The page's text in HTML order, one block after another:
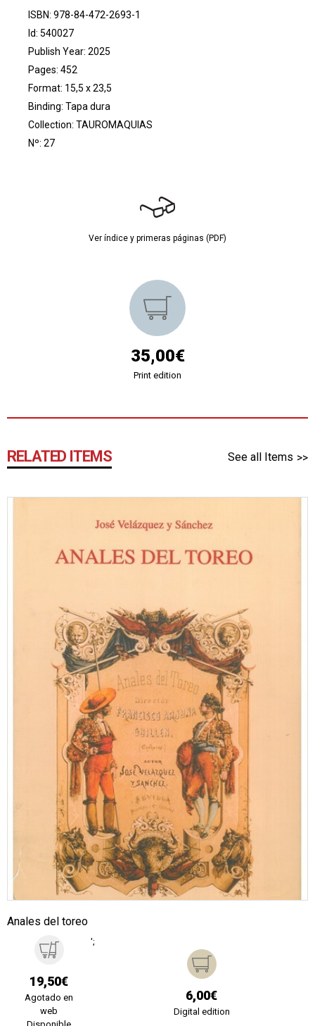
ISBN: 978-84-472-2693-1
Id: 540027
Publish Year: 2025
Pages: 452
Format: 15,5 x 23,5
Binding: Tapa dura
Collection: TAUROMAQUIAS
Nº: 27
Ver índice y primeras páginas (PDF)
35,00€
Print edition
RELATED ITEMS See all Items
Anales del toreo
19,50€
Agotado en
web
';
6,00€
Digital edition